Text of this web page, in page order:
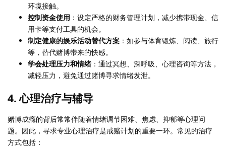
环境接触。
控制资金使用 ：设定严格的财务管理计划，减少携带现金、信
用卡等支付工具的机会。
制定健康的娱乐活动替代方案 ：如参与体育锻炼、阅读、旅行
等，替代赌博带来的快感。
学会处理压力和情绪 ：通过冥想、深呼吸、心理咨询等方法，
减轻压力，避免通过赌博寻求情绪发泄。
4.心理治疗与辅导
赌博成瘾的背后常常伴随着情绪调节困难、焦虑、抑郁等心理问
题。因此，寻求专业心理治疗是戒赌计划的重要一环。常见的治疗
方式包括：